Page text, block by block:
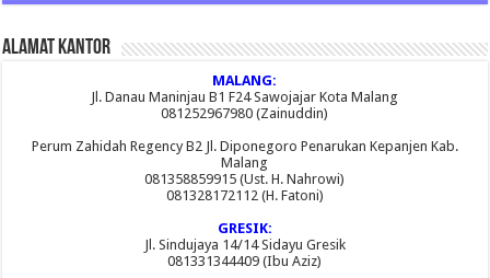
Alamat Kantor
MALANG:
Jl. Danau Maninjau B1 F24 Sawojajar Kota Malang
081252967980 (Zainuddin)
Perum Zahidah Regency B2 Jl. Diponegoro Penarukan Kepanjen Kab.
Malang
081358859915 (Ust. H. Nahrowi)
081328172112 (H. Fatoni)
GRESIK:
Jl. Sindujaya 14/14 Sidayu Gresik
081331344409 (Ibu Aziz)